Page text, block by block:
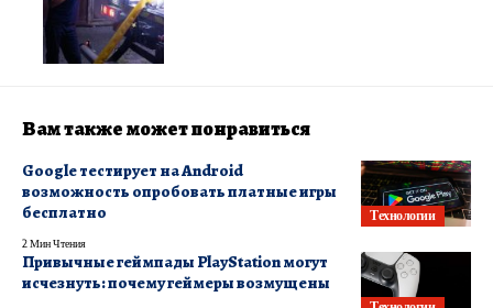
Вам также может понравиться
Технологии
Google тестирует на Android
возможность опробовать платные игры
бесплатно
2 Мин Чтения
Привычные геймпады PlayStation могут
исчезнуть: почему геймеры возмущены